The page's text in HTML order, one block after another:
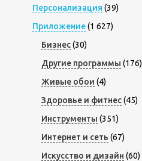
Персонализация (39)
Приложение(1 627)
Бизнес(30)
Другие программы (176)
Живые обои (4)
Здоровье и фитнес(45)
Инструменты (351)
Интернет и сеть (67)
Искусство и дизайн (60)